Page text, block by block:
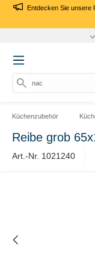
Entdecken Sie unsere
nach
Küchenzubehör
Reibe grob
Art.-Nr. 1021240